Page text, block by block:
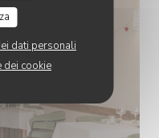
dati personali
dei cookie